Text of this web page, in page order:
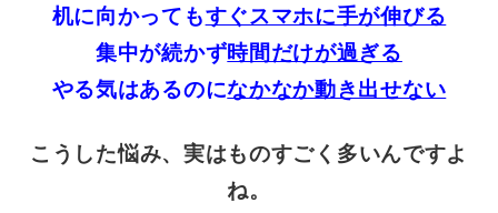
机に向かってもすぐスマホに手が伸びる
集中が続かず時間だけが過ぎる
やる気はあるのになかなか動き出せない
こうした悩み、実はものすごく多いんですよ
ね。